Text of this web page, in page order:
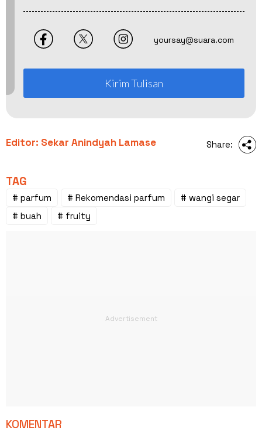
yoursay@suara.com
Kirim Tulisan
Editor: Sekar Anindyah Lamase Share:
TAG
# parfum # Rekomendasi parfum
# wangi segar
# buah
# fruity
KOMENTAR